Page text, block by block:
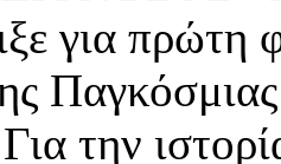
για πρώτη
την